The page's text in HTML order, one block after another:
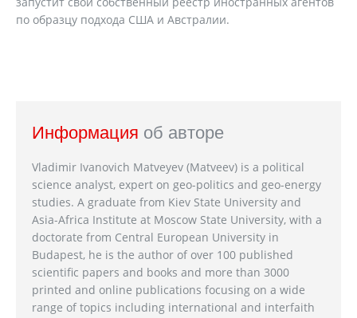
по образцу подхода США и Австралии.
Информация об авторе
Vladimir Ivanovich Matveyev (Matveev) is a political
science analyst, expert on geo-politics and geo-energy
studies. A graduate from Kiev State University and
Asia-Africa Institute at Moscow State University, with a
doctorate from Central European University in
Budapest, he is the author of over 100 published
scientific papers and books and more than 3000
printed and online publications focusing on a wide
range of topics including international and interfaith